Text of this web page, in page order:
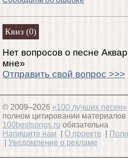
Квиз (0)
Нет вопросов о песне
мне»
Отправить свой вопрос >>>
© 2009–2026 «100 лучших песен»
полном цитировании материалов
100bestsongs.ru обязательна
Напишите нам
О проекте
Уведомление о рекламе